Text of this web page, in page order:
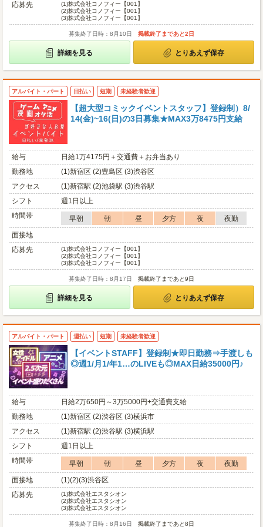
応募先
(1)株式会社コノフィー【001】
(2)株式会社コノフィー【001】
(3)株式会社コノフィー【001】
募集終了日時：8月10日 掲載終了まであと2日
詳細を見る とりあえず保存
アルバイト・パート 日払い 短期 未経験者歓迎
【超大型コミックイベントスタッフ】登録制）8/
14(金)~16(日)の3日募集★MAX3万8475円支給
給与
日給1万4175円＋交通費＋お弁当あり
勤務地
(1)新宿区 (2)豊島区 (3)渋谷区
アクセス
(1)新宿駅 (2)池袋駅 (3)渋谷駅
シフト
週1日以上
時間帯
早朝 朝 昼 夕方 夜
夜勤
面接地
応募先
(1)株式会社コノフィー【001】
(2)株式会社コノフィー【001】
(3)株式会社コノフィー【001】
募集終了日時：8月17日 掲載終了まであと9日
詳細を見る とりあえず保存
アルバイト・パート 週払い 短期 未経験者歓迎
【イベントSTAFF】登録制★即日勤務⇒手渡しも
◎週1/月1/年1…のLIVEも◎MAX日給35000円♪
給与
日給2万650円～3万5000円+交通費支給
勤務地
(1)新宿区 (2)渋谷区 (3)横浜市
アクセス
(1)新宿駅 (2)渋谷駅 (3)横浜駅
シフト
週1日以上
時間帯
早朝 朝 昼 夕方 夜
夜勤
面接地
(1)(2)(3)渋谷区
応募先
(1)株式会社エスタシオン
(2)株式会社エスタシオン
(3)株式会社エスタシオン
募集終了日時：8月16日 掲載終了まであと8日